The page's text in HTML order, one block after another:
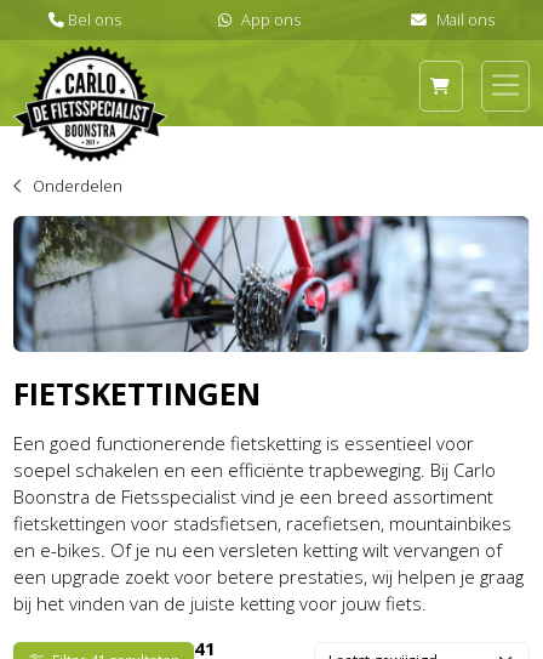
Onderdelen
FIETSKETTINGEN
Een goed functionerende fietsketting is essentieel voor
soepel schakelen en een efficiënte trapbeweging. Bij Carlo
Boonstra de Fietsspecialist vind je een breed assortiment
fietskettingen voor stadsfietsen, racefietsen, mountainbikes
en e-bikes. Of je nu een versleten ketting wilt vervangen of
een upgrade zoekt voor betere prestaties, wij helpen je graag
bij het vinden van de juiste ketting voor jouw fiets.
41